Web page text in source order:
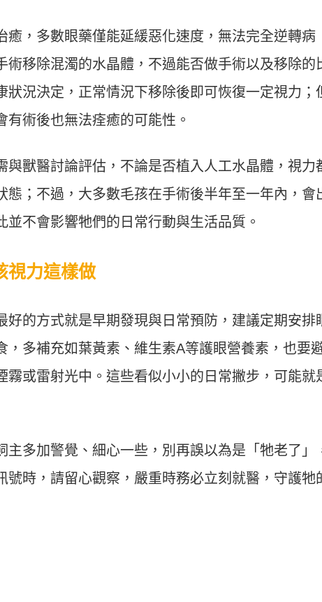
癒，多數眼藥僅能延緩惡化速度，無法完全逆轉病
術移除混濁的水晶體，不過能否做手術以及移除的
狀況決定，正常情況下移除後即可恢復一定視力；
術後也無法痊癒的可能性。
與獸醫討論評估，不論是否植入人工水晶體，視力
態；不過，大多數毛孩在手術後半年至一年內，會
不會影響牠們的日常行動與生活品質。
視力這樣做
好的方式就是早期發現與日常預防，建議定期安排
，多補充如葉黃素、維生素A等護眼營養素，也要
霧或雷射光中。這些看似小小的日常撇步，可能就
多加警覺、細心一些，別再誤以為是「牠老了」
號時，請留心觀察，嚴重時務必立刻就醫，守護牠